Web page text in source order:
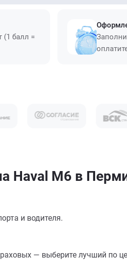
(1 балл =
Haval M6 в
и водителя.
— выберите лучший по